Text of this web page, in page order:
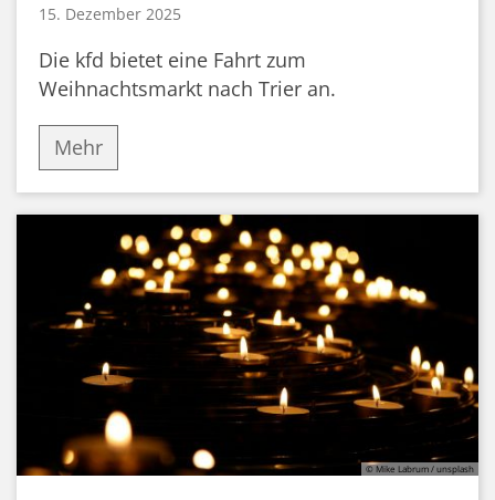
15. Dezember 2025
Die kfd bietet eine Fahrt zum
Weihnachtsmarkt nach Trier an.
Mehr
© Mike Labrum / unsplash